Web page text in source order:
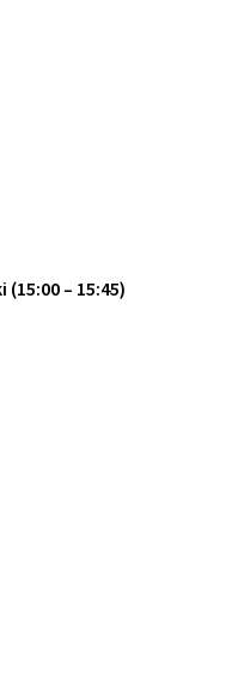
– 15:45)